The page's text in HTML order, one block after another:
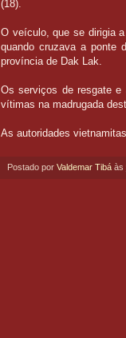
(18).
O veículo, que se dirigia
quando cruzava a ponte
província de Dak Lak.
Os serviços de resgate e
vítimas na madrugada
As autoridades
Postado por Valdemar Tibá às